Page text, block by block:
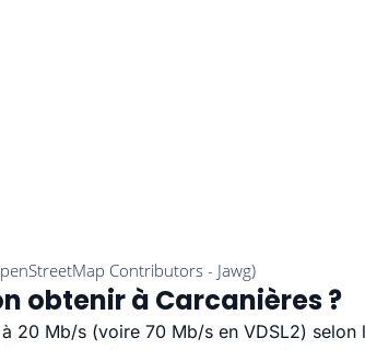
obtenir à Carcanières ?
20 Mb/s (voire 70 Mb/s en VDSL2)